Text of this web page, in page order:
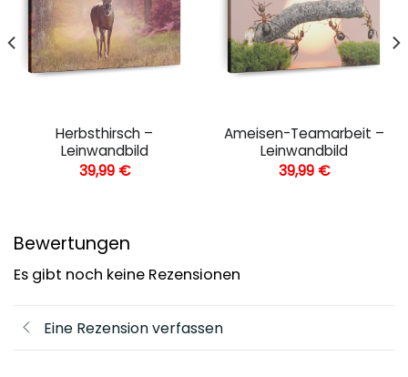
Herbsthirsch –
Leinwandbild
39,99 €
Ameisen-Teamarbeit –
Leinwandbild
39,99 €
Bewertungen
Es gibt noch keine Rezensionen
Eine Rezension verfassen